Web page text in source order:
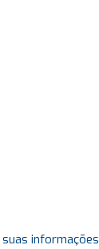
informações